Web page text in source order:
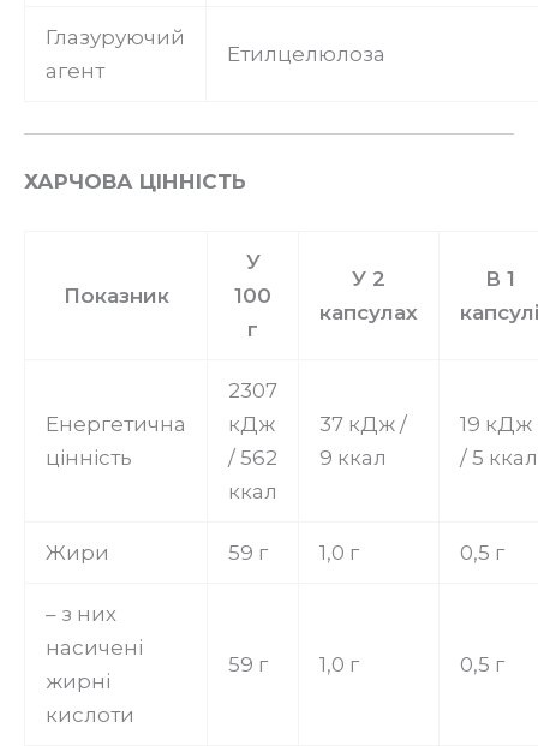
Глазуруючий
агент
Етилцелюлоза
ХАРЧОВА ЦІННІСТЬ
Показник
У
100
г
У 2
капсулах
В 1
капсулі
Енергетична
цінність
2307
кДж
/ 562
ккал
37 кДж /
9 ккал
19 кДж
/ 5 ккал
Жири 59 г 1,0 г 0,5 г
– з них
насичені
жирні
кислоти
59 г 1,0 г 0,5 г